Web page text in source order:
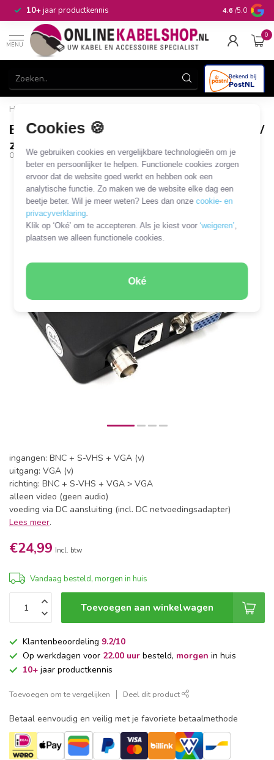
Cookies 🍪
We gebruiken cookies en vergelijkbare technologieën om je
beter en persoonlijker te helpen. Functionele cookies zorgen
ervoor dat de website goed werkt en hebben ook een
analytische functie. Zo maken we de website elke dag een
beetje beter. Wil je meer weten? Lees dan onzecookie- en
privacyverklaring.
Klik op ‘Oké’ om te accepteren. Als je kiest voor ‘weigeren’,
plaatsen we alleen functionele cookies.
Oké
10+jaar productkennis 4.6 /5.0
MENU
0
Home
BNC en S-VHS naar VGA video converter /
zwart
OKS-04761
ingangen: BNC + S-VHS + VGA (v)
uitgang: VGA (v)
richting: BNC + S-VHS + VGA > VGA
alleen video (geen audio)
voeding via DC aansluiting (incl. DC netvoedingsadapter)
Lees meer.
€24,99 Incl. btw
Vandaag besteld, morgen in huis
Toevoegen aan winkelwagen
Klantenbeoordeling 9.2/10
Op werkdagen voor 22.00 uur besteld, morgen in huis
10+ jaar productkennis
Toevoegen om te vergelijken Deel dit product
Betaal eenvoudig en veilig met je favoriete betaalmethode